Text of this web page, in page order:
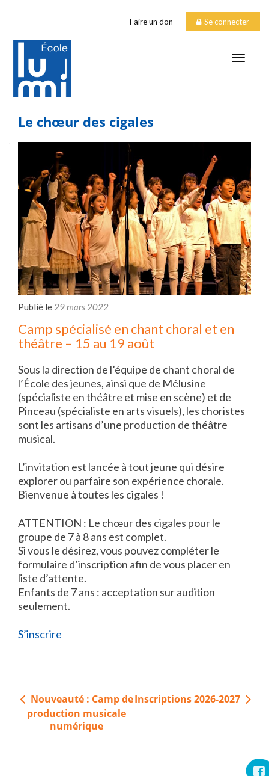
Faire un don Se connecter
Le chœur des cigales
Publié le 29 mars 2022
Camp spécialisé en chant choral et en
théâtre – 15 au 19 août
Sous la direction de l’équipe de chant choral de
l’École des jeunes, ainsi que de Mélusine
(spécialiste en théâtre et mise en scène) et de
Pinceau (spécialiste en arts visuels), les choristes
sont les artisans d’une production de théâtre
musical.
L’invitation est lancée à tout jeune qui désire
explorer ou parfaire son expérience chorale.
Bienvenue à toutes les cigales !
ATTENTION : Le chœur des cigales pour le
groupe de 7 à 8 ans est complet.
Si vous le désirez, vous pouvez compléter le
formulaire d’inscription afin de vous placer en
liste d’attente.
Enfants de 7 ans : acceptation sur audition
seulement.
S’inscrire
Navigation
de
l’article
Nouveauté : Camp de
production musicale
numérique
Inscriptions 2026-2027